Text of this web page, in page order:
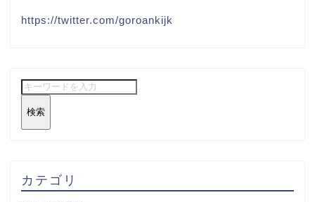
https://twitter.com/goroankijk
検索
カテゴリ